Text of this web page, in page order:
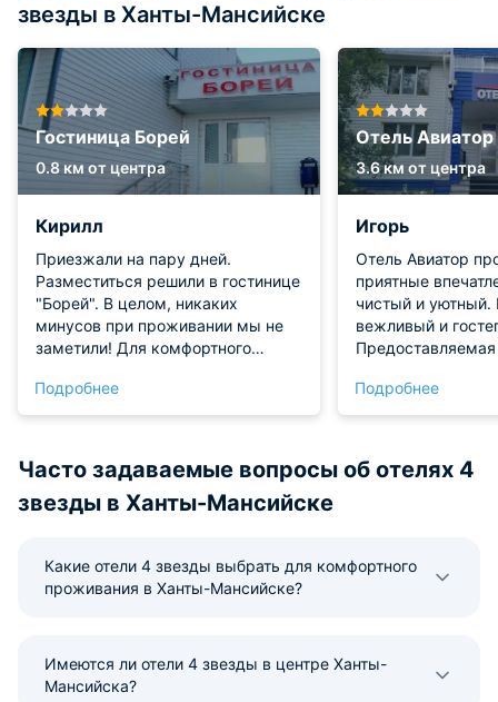
звезды в Ханты-Мансийске
Гостиница Борей
0.8 км от центра
Кирилл
Приезжали на пару дней.
Разместиться решили в гостинице
"Борей". В целом, никаких
минусов при проживании мы не
заметили! Для комфортного
предоставили. Персонал
приятный и отзывчивый!
Подробнее
Отель Авиатор
3.6 км от центра
Игорь
Отель Авиатор
приятные
чистый и уютный.
вежливый и
Предоставляемая
Никаких минусов
Подробнее
Часто задаваемые вопросы об отелях 4
звезды в Ханты-Мансийске
Какие отели 4 звезды выбрать для комфортного
проживания в Ханты-Мансийске?
Имеются ли отели 4 звезды в центре Ханты-
Мансийска?